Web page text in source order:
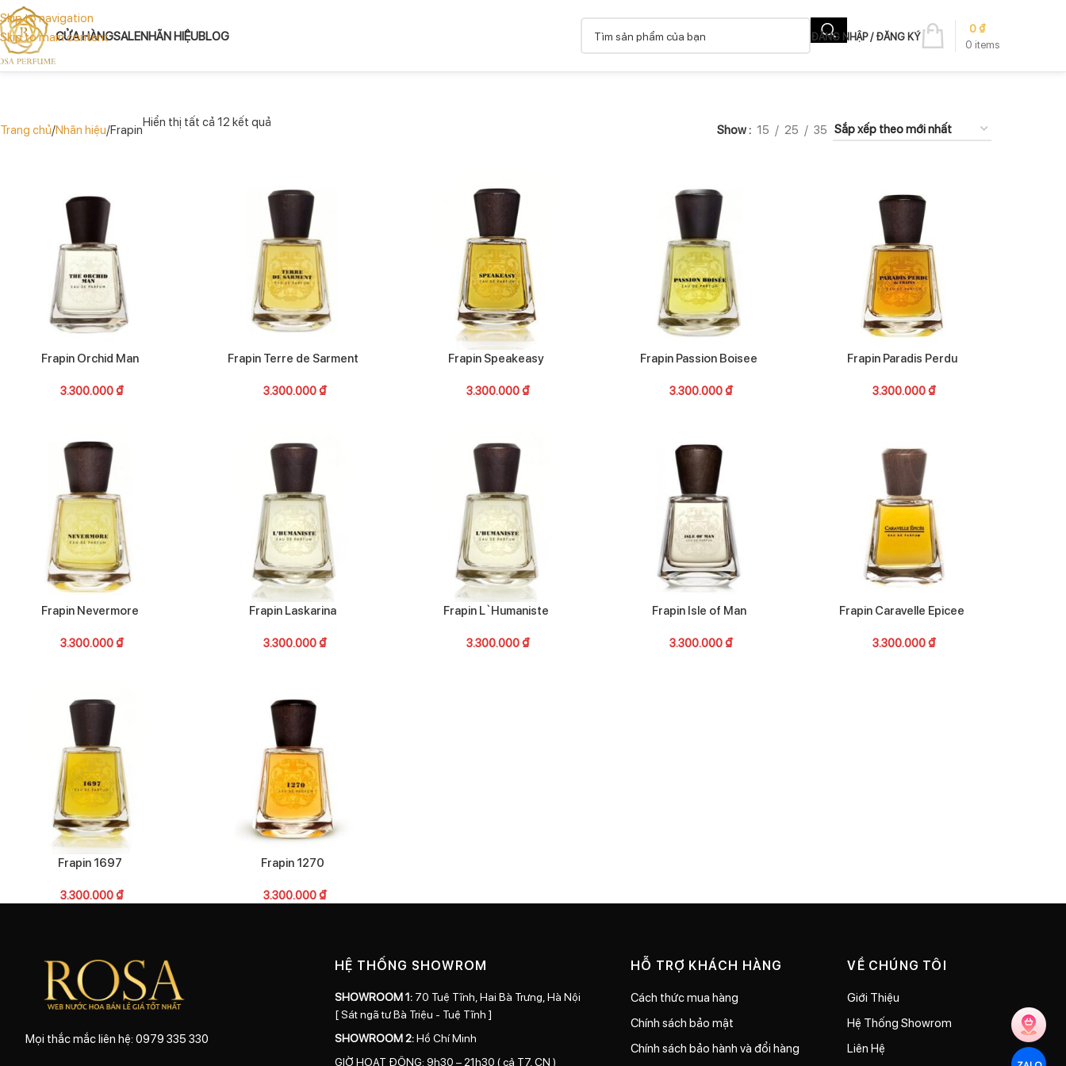
Skip to navigation
Skip to main content
CỬA HÀNGSALENHÃN HIỆUBLOG ĐĂNG NHẬP / ĐĂNG KÝ
0 items
0₫
Trang chủ Nhãn hiệu FrapinHiển thị tất cả 12 kết quả Show 15 25 35
Frapin Orchid Man
3.300.000₫
Frapin Terre de Sarment
3.300.000₫
Frapin Speakeasy
3.300.000₫
Frapin Passion Boisee
3.300.000₫
Frapin Paradis Perdu
3.300.000₫
Frapin Nevermore
3.300.000₫
Frapin Laskarina
3.300.000₫
Frapin L`Humaniste
3.300.000₫
Frapin Isle of Man
3.300.000₫
Frapin Caravelle Epicee
3.300.000₫
Frapin 1697
3.300.000₫
Frapin 1270
3.300.000₫
Mọi thắc mắc liên hệ: 0979 335 330
HỆ THỐNG SHOWROM
SHOWROOM 1: 70 Tuệ Tĩnh, Hai Bà Trưng, Hà Nội
[ Sát ngã tư Bà Triệu - Tuệ Tĩnh ]
SHOWROOM 2:Hồ Chí Minh
GIỜ HOẠT ĐỘNG: 9h30 – 21h30 ( cả T7, CN )
HỖ TRỢ KHÁCH HÀNG
Cách thức mua hàng
Chính sách bảo mật
Chính sách bảo hành và đổi hàng
VỀ CHÚNG TÔI
Giới Thiệu
Hệ Thống Showrom
Liên Hệ